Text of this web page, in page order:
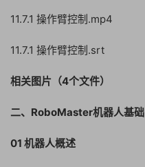
11.7.1 操作臂控制.mp4
11.7.1 操作臂控制.srt
相关图片（4个文件）
二、RoboMaster机器人基础
01 机器人概述